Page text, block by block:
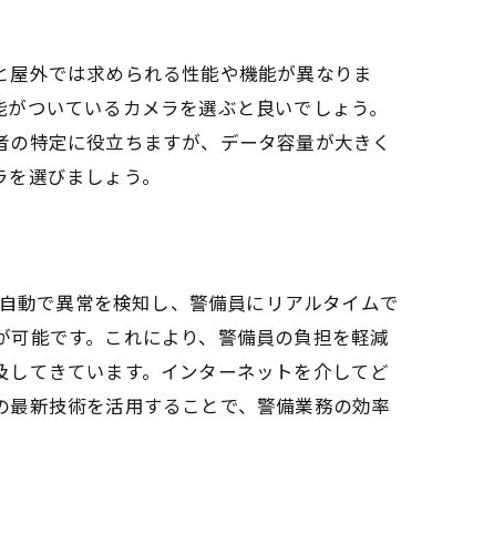
外では求められる性能や機能が異なりま
ついているカメラを選ぶと良いでしょう。
特定に役立ちますが、データ容量が大きく
選びましょう。
動で異常を検知し、警備員にリアルタイムで
能です。これにより、警備員の負担を軽減
てきています。インターネットを介してど
新技術を活用することで、警備業務の効率